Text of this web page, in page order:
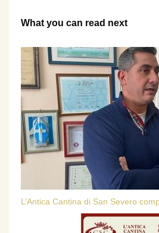
What you can read next
L’Antica Cantina di San Severo